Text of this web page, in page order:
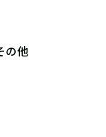
の他